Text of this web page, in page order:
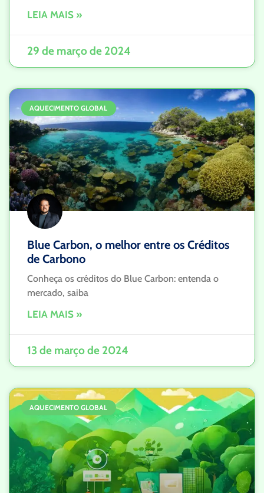
LEIA MAIS »
29 de março de 2024
AQUECIMENTO GLOBAL
Blue Carbon, o melhor entre os Créditos
de Carbono
Conheça os créditos do Blue Carbon: entenda o
mercado, saiba
LEIA MAIS »
13 de março de 2024
AQUECIMENTO GLOBAL